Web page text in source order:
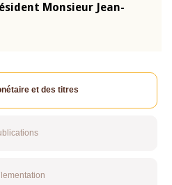
Monsieur Jean-
et des titres